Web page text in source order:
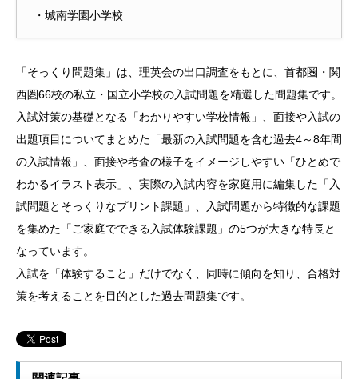
・城南学園小学校
「そっくり問題集」は、理英会の出口調査をもとに、首都圏・関
西圏66校の私立・国立小学校の入試問題を精選した問題集です。
入試対策の基礎となる「わかりやすい学校情報」、面接や入試の
出題項目についてまとめた「最新の入試問題を含む過去4～8年間
の入試情報」、面接や考査の様子をイメージしやすい「ひとめで
わかるイラスト表示」、実際の入試内容を家庭用に編集した「入
試問題とそっくりなプリント課題」、入試問題から特徴的な課題
を集めた「ご家庭でできる入試体験課題」の5つが大きな特長と
なっています。
入試を「体験すること」だけでなく、同時に傾向を知り、合格対
策を考えることを目的とした過去問題集です。